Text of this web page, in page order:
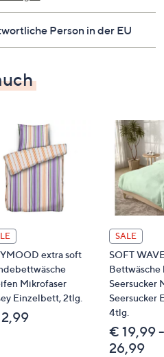
Person in der EU
extra soft
Mikrofaser
Einzelbett, 2tlg.
SALE
SOFT
Bettwäsche
Seersucker
Seersucker
4tlg.
€ 19,99
26,99